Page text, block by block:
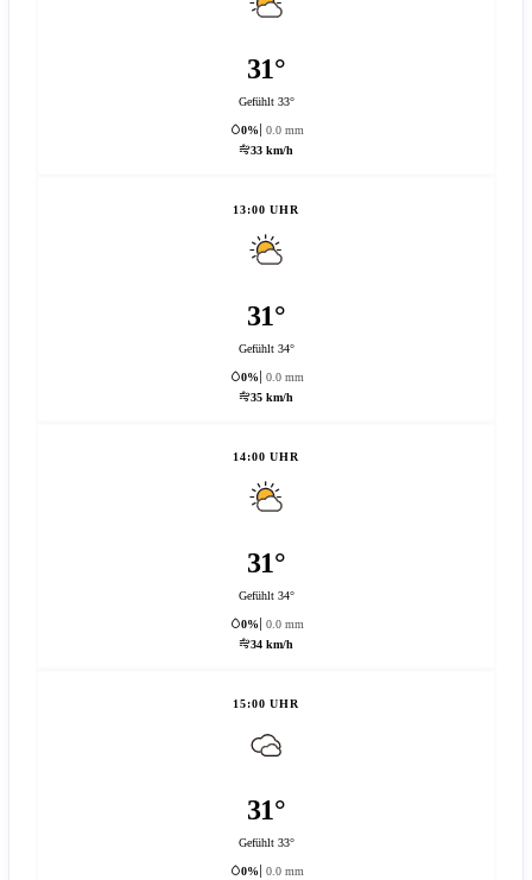
31°
Gefühlt 33°
0%
0.0 mm
33 km/h
13:00 UHR
31°
Gefühlt 34°
0%
0.0 mm
35 km/h
14:00 UHR
31°
Gefühlt 34°
0%
0.0 mm
34 km/h
15:00 UHR
31°
Gefühlt 33°
0%
0.0 mm